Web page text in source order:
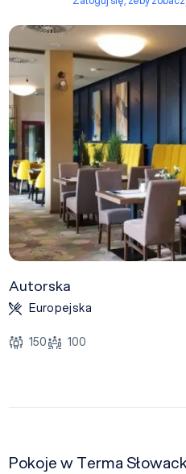
Autorska
Europejska
150 100
Pokoje w Terma